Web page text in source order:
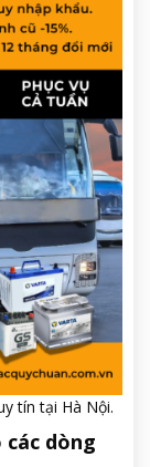
tín tại Hà Nội.
dòng